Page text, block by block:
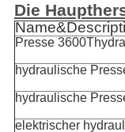
Die
Presse
hydraulische
hydraulische
elektrischer